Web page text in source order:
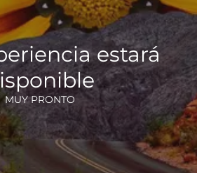
estará
MUY PRONTO